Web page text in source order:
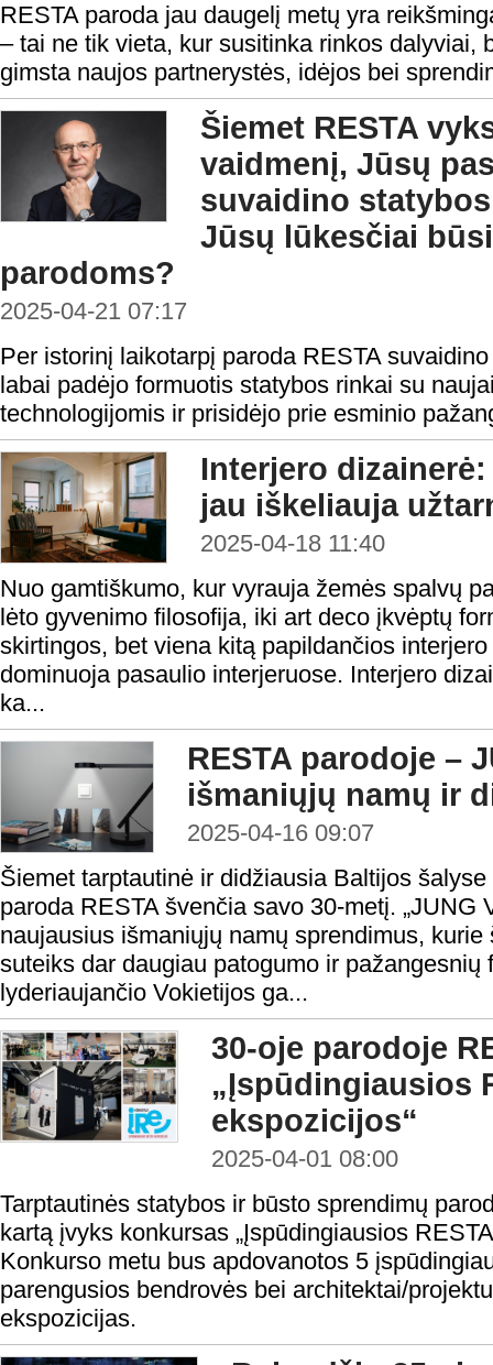
RESTA paroda jau daugelį metų yra
– tai ne tik vieta, kur susitinka rinkos dalyviai,
gimsta naujos partnerystės, idėjos bei
Šiemet RESTA
vaidmenį, Jūsų
suvaidino
Jūsų lūkesčiai
parodoms?
2025-04-21 07:17
Per istorinį laikotarpį paroda RESTA
labai padėjo formuotis statybos rinkai su
technologijomis ir prisidėjo prie esminio
Interjero
jau iškeliauja
2025-04-18 11:40
Nuo gamtiškumo, kur vyrauja žemės spalvų
lėto gyvenimo filosofija, iki art deco įkvėptų
skirtingos, bet viena kitą papildančios
dominuoja pasaulio interjeruose. Interjero
ka...
RESTA parodoje –
išmaniųjų namų ir
2025-04-16 09:07
Šiemet tarptautinė ir didžiausia Baltijos
paroda RESTA švenčia savo 30-metį. „JUNG
naujausius išmaniųjų namų sprendimus,
suteiks dar daugiau patogumo ir pažangesnių
lyderiaujančio Vokietijos ga...
30-oje parodoje
„Įspūdingiausios
ekspozicijos“
2025-04-01 08:00
Tarptautinės statybos ir būsto sprendimų
kartą įvyks konkursas „Įspūdingiausios
Konkurso metu bus apdovanotos 5
parengusios bendrovės bei architektai/
ekspozicijas.